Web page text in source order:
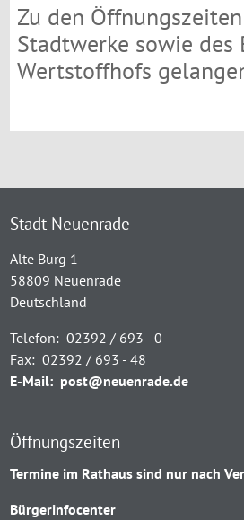
Zu den
Stadtwerke sowie des
Wertstoffhofs
Stadt Neuenrade
Alte Burg 1
58809 Neuenrade
Deutschland
Telefon: 02392 / 693 - 0
Fax: 02392 / 693 - 48
E-Mail: post@neuenrade.de
Öffnungszeiten
Termine im Rathaus sind nur nach
Bürgerinfocenter